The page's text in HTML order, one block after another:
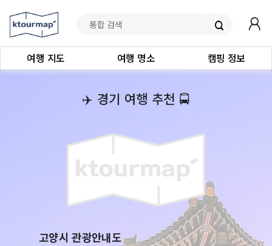
여행 지도 여행 명소 캠핑 정보
‍✈️ 경기 여행 추천 🚍
고양시 관광안내도